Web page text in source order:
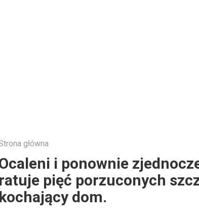
główna
i ponownie
ratuje pięć porzuconych
kochający dom.